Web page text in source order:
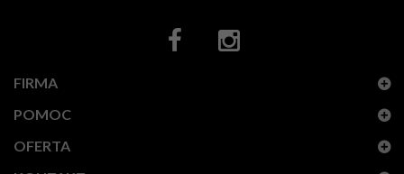
FIRMA
POMOC
OFERTA